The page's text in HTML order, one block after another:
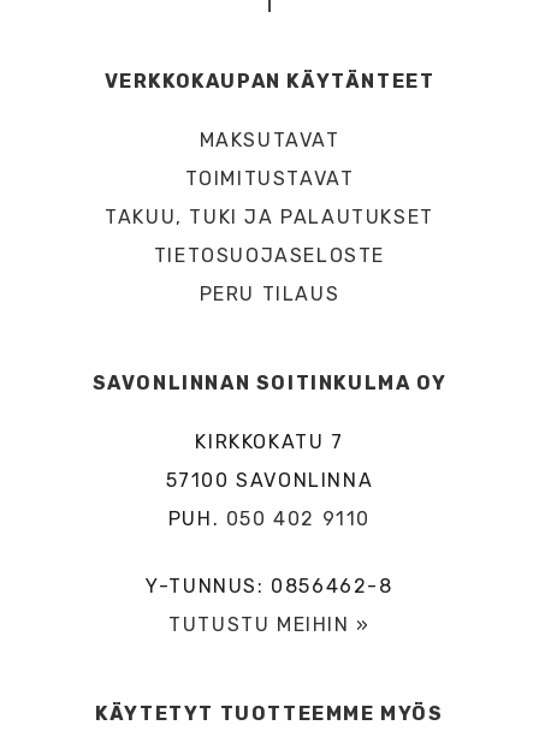
VERKKOKAUPAN KÄYTÄNTEET
MAKSUTAVAT
TOIMITUSTAVAT
TAKUU, TUKI JA PALAUTUKSET
TIETOSUOJASELOSTE
PERU TILAUS
SAVONLINNAN SOITINKULMA OY
KIRKKOKATU 7
57100 SAVONLINNA
PUH. 050 402 9110
Y-TUNNUS: 0856462-8
TUTUSTU MEIHIN »
KÄYTETYT TUOTTEEMME MYÖS